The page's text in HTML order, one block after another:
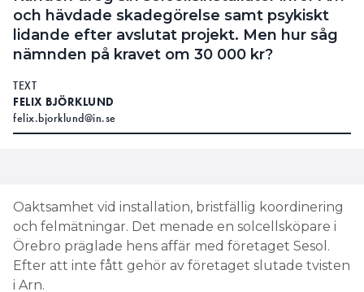
och hävdade skadegörelse samt psykiskt
lidande efter avslutat projekt. Men hur såg
nämnden på kravet om 30 000 kr?
TEXT
FELIX BJÖRKLUND
felix.bjorklund@in.se
Oaktsamhet vid installation, bristfällig koordinering
och felmätningar. Det menade en solcellsköpare i
Örebro präglade hens affär med företaget Sesol.
Efter att inte fått gehör av företaget slutade tvisten
i Arn.